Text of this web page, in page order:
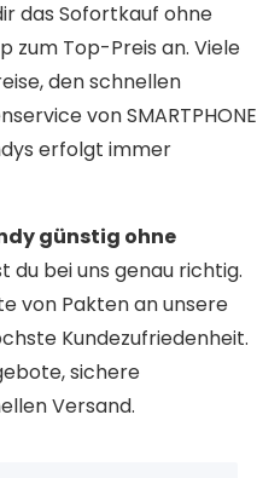
das Sofortkauf ohne
zum Top-Preis an. Viele
den schnellen
von SMARTPHONE
erfolgt immer
günstig ohne
du bei uns genau richtig.
von Pakten an unsere
Kundezufriedenheit.
sichere
Versand.